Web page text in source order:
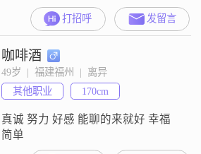
喜欢笑，喜欢享受慢节奏的生活。
我热爱户外活动，尤其喜欢爬山散
步，这让我能够放松心情，享受大
自然的美好。在感情方面，我情绪
稳定，热爱生活，非常看重互相尊
重和理解。我认为浪漫的仪式感是
维持关系的重要因素，能够让彼此
感受到特别的爱意。我希望能够找
到一个与
打招呼 发留言
咖啡酒
49岁  |  福建福州  |  离异
其他职业
170cm
真诚 努力 好感 能聊的来就好 幸福
简单